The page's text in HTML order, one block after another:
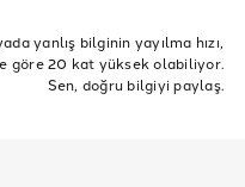
enflasyon
Dolar
Ekonomi Bakanı
yanlış bilginin yayılma hızı,
göre 20 kat yüksek olabiliyor.
Sen, doğru bilgiyi paylaş.